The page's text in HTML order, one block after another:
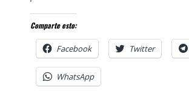
Comparte esto:
Facebook Twitter
WhatsApp